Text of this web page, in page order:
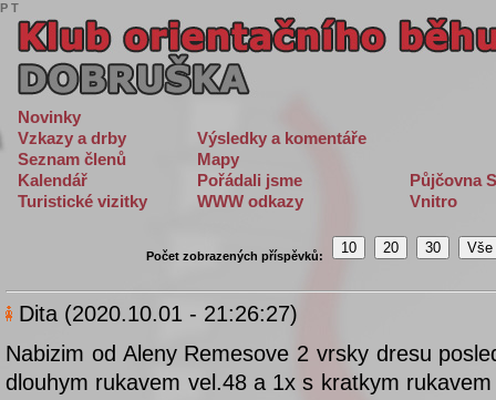
Novinky
Vzkazy a drby
Výsledky a komentáře
Seznam členů
Mapy
Kalendář
Pořádali jsme
Půjčovna
Turistické vizitky
WWW odkazy Vnitro
P T